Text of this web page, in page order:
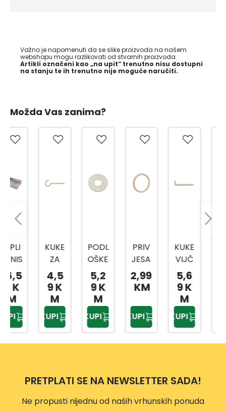
Važno je napomenuti da se slike proizvoda na našem
webshopu mogu razlikovati od stvarnih proizvoda.
Artikli označeni kao „na upit“ trenutno nisu dostupni
na stanju te ih trenutno nije moguće naručiti.
Možda Vas zanima?
KUKE
ZA
LUST
4KO
M
FI4,7
NČA
4,5
9 K
KUPI
PODL
OŠKE
M12
5KO
DIN
9021
POCI
NČA
5,2
KUPI
PRIV
JESA
K ZA
KLJU
16M
5KO
M
N
2,99
KM
KUPI
KUKE
VIJČ
ANE
REZO
80M
M
5,8M
POCI
5,6
9 K
KUPI
PVC
KAPI
MATI
CU
M10
CRN
12,1
KUPI
PRETPLATI SE NA NEWSLETTER SADA!
Ne propusti nijednu od naših vrhunskih ponuda